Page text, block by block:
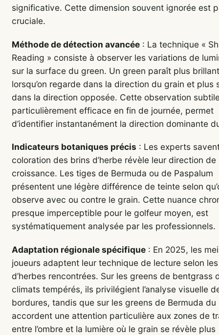
significative. Cette dimension souvent ignorée est
cruciale.
Méthode de détection avancée : La technique «
Reading » consiste à observer les variations de
sur la surface du green. Un green paraît plus brillant
lorsqu’on regarde dans la direction du grain et plus
dans la direction opposée. Cette observation
particulièrement efficace en fin de journée, permet
d’identifier instantanément la direction dominante
Indicateurs botaniques précis : Les experts
coloration des brins d’herbe révèle leur direction de
croissance. Les tiges de Bermuda ou de Paspalum
présentent une légère différence de teinte selon
observe avec ou contre le grain. Cette nuance
presque imperceptible pour le golfeur moyen, est
systématiquement analysée par les professionnels.
Adaptation régionale spécifique : En 2025, les
joueurs adaptent leur technique de lecture selon
d’herbes rencontrées. Sur les greens de bentgrass
climats tempérés, ils privilégient l’analyse visuelle
bordures, tandis que sur les greens de Bermuda du
accordent une attention particulière aux zones de
entre l’ombre et la lumière où le grain se révèle plus